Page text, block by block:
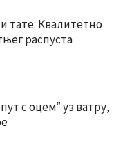
тате: Квалитетно
распуста
с оцемˮ уз ватру,